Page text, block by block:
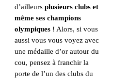
d’ailleurs plusieurs clubs et
même ses champions
olympiques ! Alors, si vous
aussi vous vous voyez avec
une médaille d’or autour du
cou, pensez à franchir la
porte de l’un des clubs du